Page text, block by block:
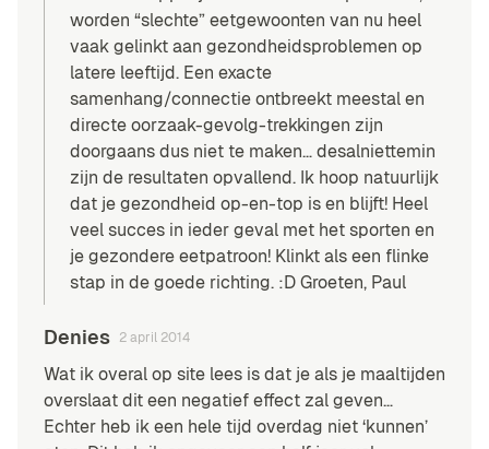
worden “slechte” eetgewoonten van nu heel
vaak gelinkt aan gezondheidsproblemen op
latere leeftijd. Een exacte
samenhang/connectie ontbreekt meestal en
directe oorzaak-gevolg-trekkingen zijn
doorgaans dus niet te maken… desalniettemin
zijn de resultaten opvallend. Ik hoop natuurlijk
dat je gezondheid op-en-top is en blijft! Heel
veel succes in ieder geval met het sporten en
je gezondere eetpatroon! Klinkt als een flinke
stap in de goede richting. :D Groeten, Paul
Denies 2 april 2014
Wat ik overal op site lees is dat je als je maaltijden
overslaat dit een negatief effect zal geven…
Echter heb ik een hele tijd overdag niet ‘kunnen’